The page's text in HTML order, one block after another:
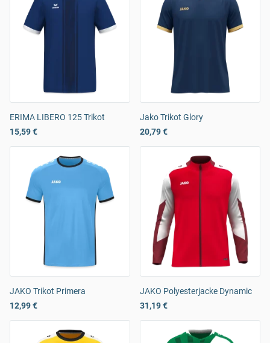
ERIMA LIBERO 125 Trikot
15,59 €
Jako Trikot Glory
20,79 €
JAKO Trikot Primera
12,99 €
JAKO Polyesterjacke Dynamic
31,19 €